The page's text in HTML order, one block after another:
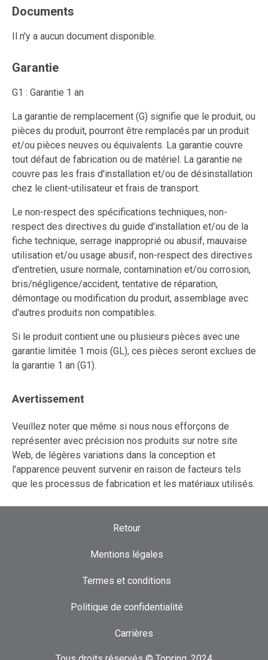
Documents
Il n'y a aucun document disponible.
Garantie
G1 : Garantie 1 an
La garantie de remplacement (G) signifie que le produit, ou
pièces du produit, pourront être remplacés par un produit
et/ou pièces neuves ou équivalents. La garantie couvre
tout défaut de fabrication ou de matériel. La garantie ne
couvre pas les frais d'installation et/ou de désinstallation
chez le client-utilisateur et frais de transport.
Le non-respect des spécifications techniques, non-
respect des directives du guide d'installation et/ou de la
fiche technique, serrage inapproprié ou abusif, mauvaise
utilisation et/ou usage abusif, non-respect des directives
d'entretien, usure normale, contamination et/ou corrosion,
bris/négligence/accident, tentative de réparation,
démontage ou modification du produit, assemblage avec
d'autres produits non compatibles.
Si le produit contient une ou plusieurs pièces avec une
garantie limitée 1 mois (GL), ces pièces seront exclues de
la garantie 1 an (G1).
Avertissement
Veuillez noter que même si nous nous efforçons de
représenter avec précision nos produits sur notre site
Web, de légères variations dans la conception et
l'apparence peuvent survenir en raison de facteurs tels
que les processus de fabrication et les matériaux utilisés.
Retour
Mentions légales
Termes et conditions
Politique de confidentialité
Carrières